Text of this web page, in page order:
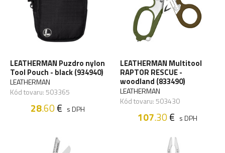
LEATHERMAN Puzdro nylon
Tool Pouch - black (934940)
LEATHERMAN
Kód tovaru: 503365
28.60€ s DPH
LEATHERMAN Multitool
RAPTOR RESCUE -
woodland (833490)
LEATHERMAN
Kód tovaru: 503430
107.30€ s DPH